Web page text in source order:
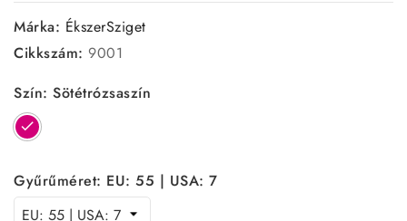
Márka: ÉkszerSziget
Cikkszám: 9001
Szín: Sötétrózsaszín
Sötétrózsaszín
Gyűrűméret: EU: 55 | USA: 7